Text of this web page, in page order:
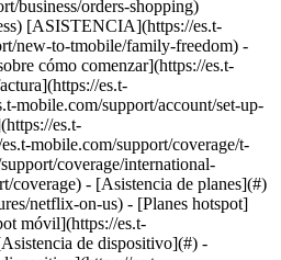
business/orders-shopping)
[ASISTENCIA](https://es.t-
new-to-tmobile/family-freedom) -
cómo comenzar](https://es.t-
es.t-
mobile.com/support/account/set-up-
es.t-
mobile.com/support/coverage/t-
coverage/international-
coverage) - [Asistencia de planes](#)
netflix-on-us) - [Planes hotspot]
móvil](https://es.t-
de dispositivo](#) -